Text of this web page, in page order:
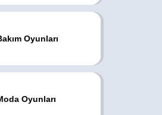
Oyunları
Oyunları